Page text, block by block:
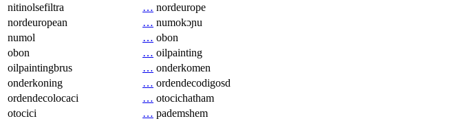
nitinolsefiltra
… nordeurope
nordeuropean
… numokɔɲu
numol
… obon
obon
… oilpainting
oilpaintingbrus
… onderkomen
onderkoning
… ordendecodigosd
ordendecolocaci
… otocichatham
otocici
… pademshem